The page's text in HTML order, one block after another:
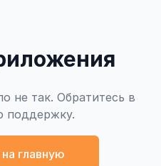
не так. Обратитесь в
поддержку.
главную